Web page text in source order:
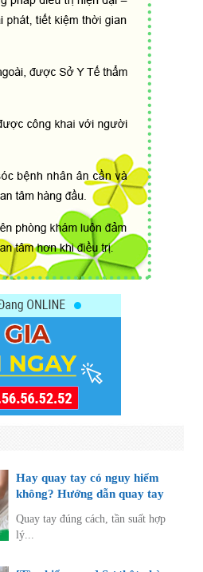
Hay quay tay có nguy hiểm
không? Hướng dẫn quay tay
Quay tay đúng cách, tần suất hợp
lý...